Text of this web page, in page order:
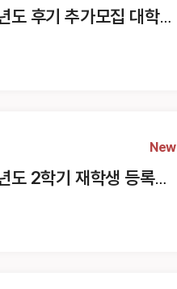
후기 추가모집 대학원
New
2학기 재학생 등록금